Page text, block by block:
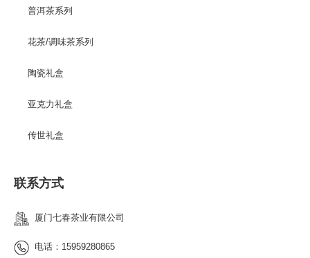
普洱茶系列
花茶/调味茶系列
陶瓷礼盒
亚克力礼盒
传世礼盒
联系方式
厦门七春茶业有限公司
电话：15959280865